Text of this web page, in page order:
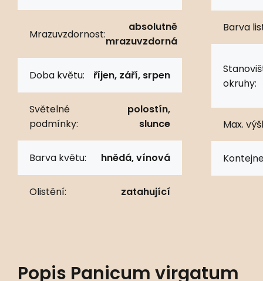
Mrazuvzdornost:
absolutně
mrazuvzdorná
Doba květu: říjen, září, srpen
Světelné
podmínky:
polostín,
slunce
Barva květu: hnědá, vínová
Olistění: zatahující
Barva
okruhy:
Max.
Popis Panicum virgatum